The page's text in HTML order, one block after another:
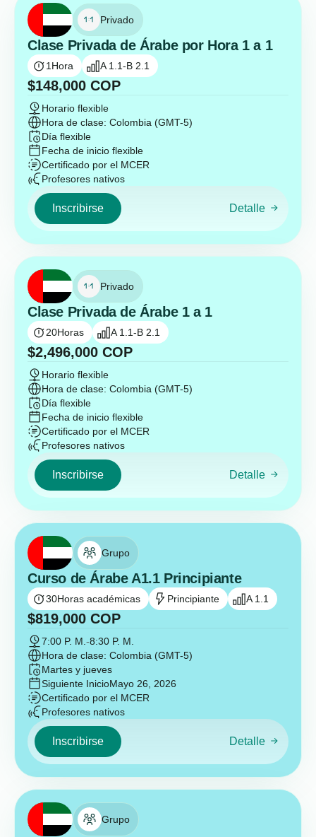
Privado
Clase Privada de Árabe por Hora 1 a 1
1 Hora A 1.1-B 2.1
$148,000 COP
Horario flexible
Hora de clase: Colombia (GMT-5)
Día flexible
Fecha de inicio flexible
Certificado por el MCER
Profesores nativos
Inscribirse Detalle
Privado
Clase Privada de Árabe 1 a 1
20Horas A 1.1-B 2.1
$2,496,000 COP
Horario flexible
Hora de clase: Colombia (GMT-5)
Día flexible
Fecha de inicio flexible
Certificado por el MCER
Profesores nativos
Inscribirse Detalle
Grupo
Curso de Árabe A1.1 Principiante
30Horas académicas Principiante A 1.1
$819,000 COP
7:00 P. M. -8:30 P. M.
Hora de clase: Colombia (GMT-5)
Martes y jueves
Siguiente InicioMayo 26, 2026
Certificado por el MCER
Profesores nativos
Inscribirse Detalle
Grupo